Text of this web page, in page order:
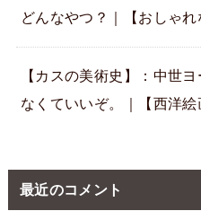
どんなやつ？｜【おしゃれ
【カスの美術史】：中世
なくていいぞ。｜【西洋絵
最近のコメント